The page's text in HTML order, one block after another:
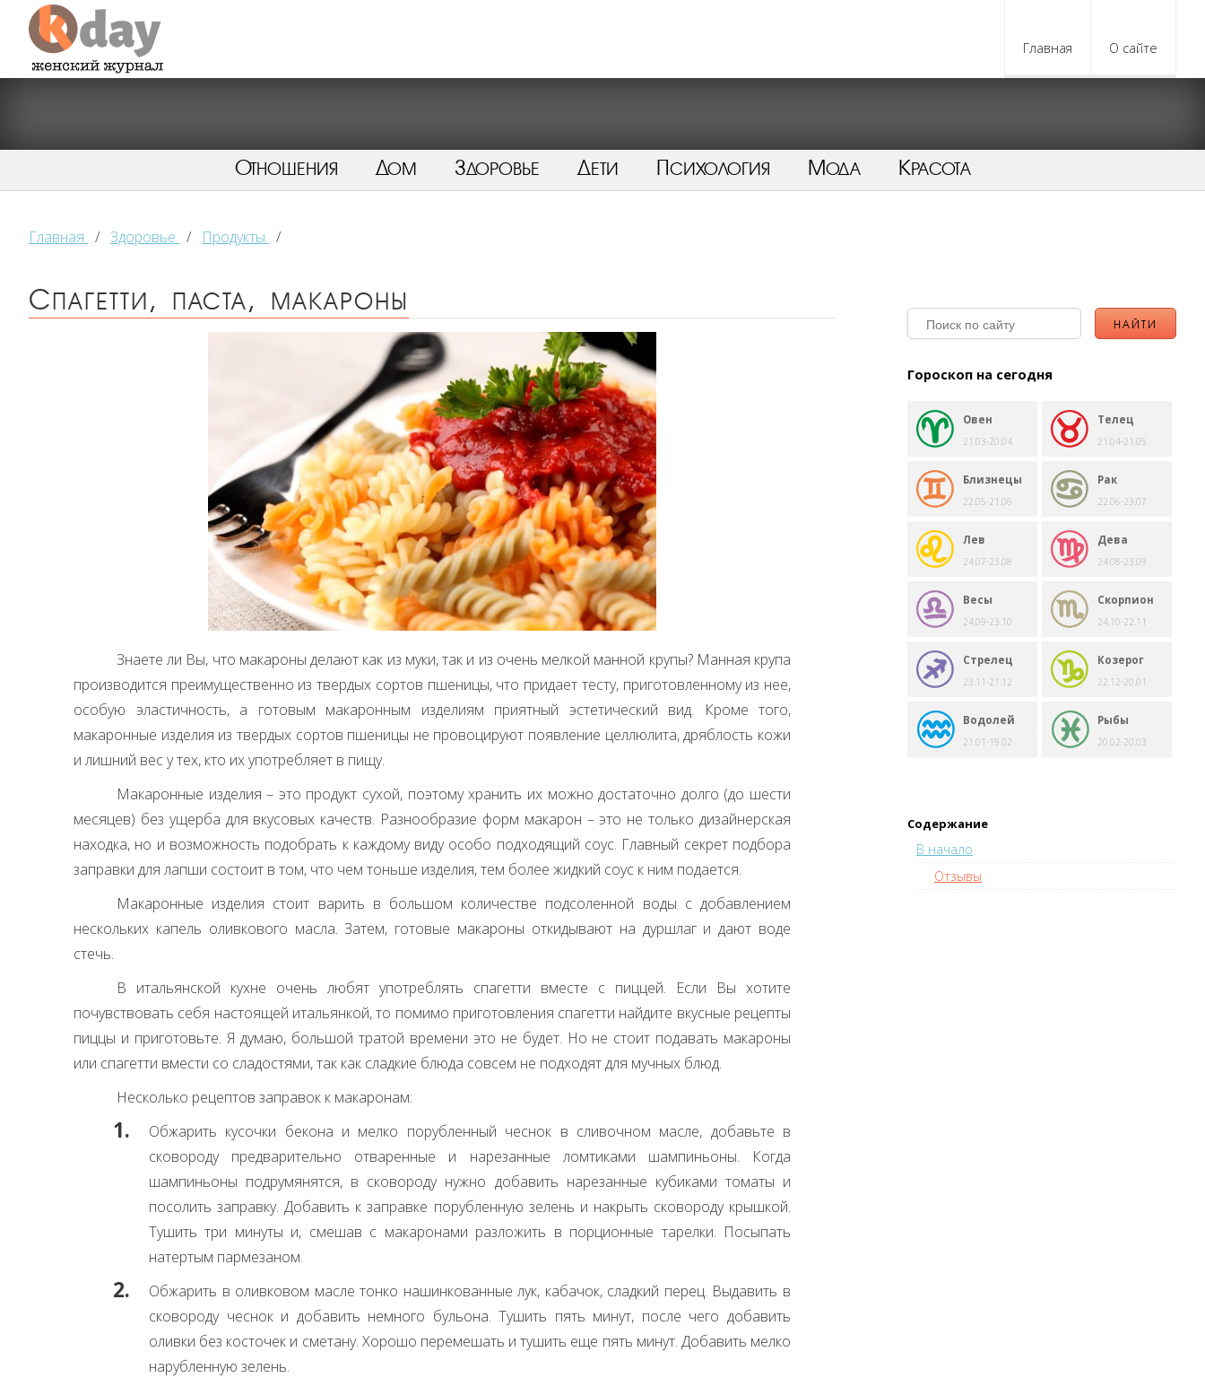
Главная О сайте
Отношения Дом Здоровье Дети Психология Мода Красота
Главная / Здоровье / Продукты /
Спагетти, паста, макароны
Знаете ли Вы, что макароны делают как из муки, так и из очень мелкой манной крупы? Манная крупа
производится преимущественно из твердых сортов пшеницы, что придает тесту, приготовленному из нее,
особую эластичность, а готовым макаронным изделиям приятный эстетический вид. Кроме того,
макаронные изделия из твердых сортов пшеницы не провоцируют появление целлюлита, дряблость кожи
и лишний вес у тех, кто их употребляет в пищу.
Макаронные изделия – это продукт сухой, поэтому хранить их можно достаточно долго (до шести
месяцев) без ущерба для вкусовых качеств. Разнообразие форм макарон – это не только дизайнерская
находка, но и возможность подобрать к каждому виду особо подходящий соус. Главный секрет подбора
заправки для лапши состоит в том, что чем тоньше изделия, тем более жидкий соус к ним подается.
Макаронные изделия стоит варить в большом количестве подсоленной воды с добавлением
нескольких капель оливкового масла. Затем, готовые макароны откидывают на дуршлаг и дают воде
стечь.
В итальянской кухне очень любят употреблять спагетти вместе с пиццей. Если Вы хотите
почувствовать себя настоящей итальянкой, то помимо приготовления спагетти найдите вкусные рецепты
пиццы и приготовьте. Я думаю, большой тратой времени это не будет. Но не стоит подавать макароны
или спагетти вмести со сладостями, так как сладкие блюда совсем не подходят для мучных блюд.
Несколько рецептов заправок к макаронам:
Обжарить кусочки бекона и мелко порубленный чеснок в сливочном масле, добавьте в
сковороду предварительно отваренные и нарезанные ломтиками шампиньоны. Когда
шампиньоны подрумянятся, в сковороду нужно добавить нарезанные кубиками томаты и
посолить заправку. Добавить к заправке порубленную зелень и накрыть сковороду крышкой.
Тушить три минуты и, смешав с макаронами разложить в порционные тарелки. Посыпать
натертым пармезаном.
Обжарить в оливковом масле тонко нашинкованные лук, кабачок, сладкий перец. Выдавить в
сковороду чеснок и добавить немного бульона. Тушить пять минут, после чего добавить
оливки без косточек и сметану. Хорошо перемешать и тушить еще пять минут. Добавить мелко
нарубленную зелень.
Гороскоп на сегодня
Овен
21.03-20.04
Телец
21.04-21.05
Близнецы
22.05-21.06
Рак
22.06-23.07
Лев
24.07-23.08
Дева
24.08-23.09
Весы
24.09-23.10
Скорпион
24.10-22.11
Стрелец
23.11-21.12
Козерог
22.12-20.01
Водолей
21.01-19.02
Рыбы
20.02-20.03
Содержание
В начало
Отзывы